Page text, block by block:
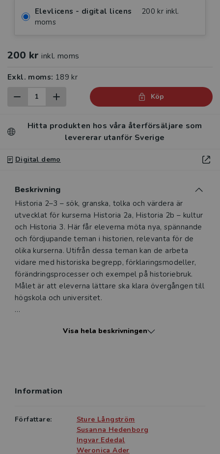
Elevlicens - digital licens
200 kr inkl.
moms
200 kr inkl. moms
Exkl. moms: 189 kr
Köp
Hitta produkten hos våra återförsäljare som
levererar utanför Sverige
Digital demo
Beskrivning
Beskrivning
Historia 2–3 – sök, granska, tolka och värdera är
utvecklat för kurserna Historia 2a, Historia 2b – kultur
och Historia 3. Här får eleverna möta nya, spännande
och fördjupande teman i historien, relevanta för de
olika kurserna. Utifrån dessa teman kan de arbeta
vidare med historiska begrepp, förklaringsmodeller,
förändringsprocesser och exempel på historiebruk.
Målet är att eleverna lättare ska klara övergången till
högskola och universitet.
historiekurserna. Integrerat i kapitlen presenteras
och tidslinjer samt en handledning som steg för steg
för eleverna att planera sitt eget arbete.
DIGITALT LÄROMEDEL
Den interaktiva elevboken är inläst med autentiskt tal
Visa hela beskrivningen
Information
Författare:
Sture Långström
Susanna Hedenborg
Ingvar Ededal
Weronica Ader